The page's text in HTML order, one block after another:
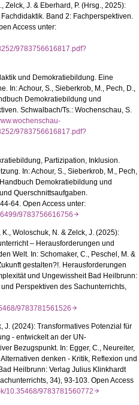
Zelck, J. & Eberhard, P. (Hrsg., 2025):
Band 2: Fachperspektiven.
Access unter:
9783756616817.pdf?
und Demokratiebildung. Eine
In: Achour, S., Sieberkrob, M., Pech, D.,
Demokratiebildung und
Schwalbach/Ts.: Wochenschau, S.
9783756616817.pdf?
Partizipation, Inklusion.
In: Achour, S., Sieberkrob, M., Pech,
Demokratiebildung und
Querschnittsaufgaben.
64. Open Access unter:
9783756616756
Woloschuk, N. & Zelck, J. (2025):
– Herausforderungen und
Welt. In: Schomaker, C., Peschel, M. &
gestalten?!. Herausforderungen
und Ungewissheit Bad Heilbrunn:
Perspektiven des Sachunterrichts,
9783781561526
J. (2024): Transformatives Potenzial für
- entwickelt an der UN-
Bezugspunkt. In: Egger, C., Neureiter,
denken - Kritik, Reflexion und
Heilbrunn: Verlag Julius Klinkhardt
34), 93-103. Open Access
10.35468/9783781560772